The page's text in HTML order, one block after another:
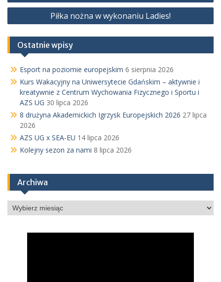
Piłka nożna w wykonaniu Ladies!
Ostatnie wpisy
Esport na poziomie europejskim 6 sierpnia 2026
Kurs Wakacyjny na Uniwersytecie Gdańskim – aktywnie i
kreatywnie z Centrum Wychowania Fizycznego i Sportu i
AZS UG 30 lipca 2026
8 drużyna Akademickich Igrzysk Europejskich 2026 27 lipca
2026
AZS UG x SEA-EU 14 lipca 2026
Kolejny sezon za nami 8 lipca 2026
Archiwa
Archiwa